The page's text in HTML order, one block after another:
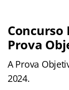
Concurso
Prova
A Prova
2024.